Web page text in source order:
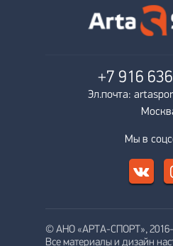
+7 916
Эл.почта:
Мы в
© АНО «АРТА-СПОРТ», 2016-
Все материалы и дизайн